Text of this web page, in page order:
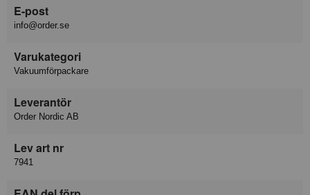
E-post
info@order.se
Varukategori
Vakuumförpackare
Leverantör
Order Nordic AB
Lev art nr
7941